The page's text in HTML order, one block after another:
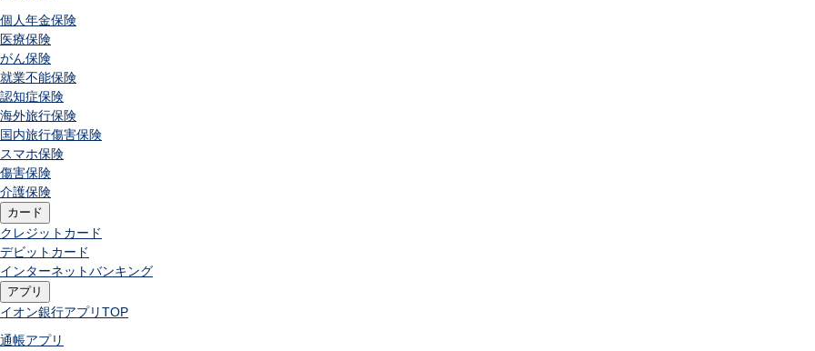
個人年金保険
医療保険
がん保険
就業不能保険
認知症保険
海外旅行保険
国内旅行傷害保険
スマホ保険
傷害保険
介護保険
カード
クレジットカード
デビットカード
インターネットバンキング
アプリ
イオン銀行アプリTOP
通帳アプリ